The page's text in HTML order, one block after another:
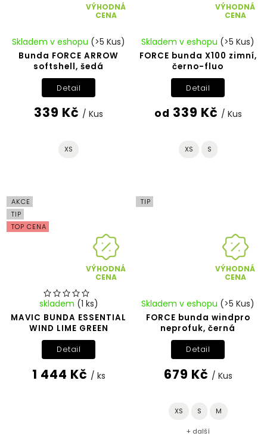
VÝHODNÁ
CENA
Bunda FORCE ARROW
softshell, šedá
Skladem v eshopu (>5 Kus)
339 Kč / Kus
Detail
XS
VÝHODNÁ
CENA
FORCE bunda X100 zimní,
černo-fluo
Skladem v eshopu (>5 Kus)
od 339 Kč / Kus
Detail
XS S
AKCE
TIP
TOP CENA
VÝHODNÁ
CENA
MAVIC BUNDA ESSENTIAL
WIND LIME GREEN
skladem (1 ks)
1 444 Kč / ks
Detail
TIP
VÝHODNÁ
CENA
FORCE bunda windpro
neprofuk, černá
Skladem v eshopu (>5 Kus)
679 Kč / Kus
Detail
XS S M
+ další